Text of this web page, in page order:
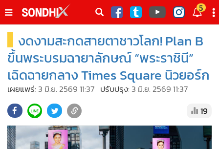
ดต
5
หน้าหลัก
•
•
• World Talk
• ผู้เฒ่าเล่าเรื่อง
• ข่าวลึกปมลับ
• Exclusive Health
งดงามสะกดสายตาชาวโลก! Plan B
ขึ้นพระบรมฉายาลักษณ์ “พระราชินี”
เฉิดฉายกลาง Times Square นิวยอร์ก
เผยแพร่: 3 มิ.ย. 2569 11:37 ปรับปรุง: 3 มิ.ย. 2569 11:37
19